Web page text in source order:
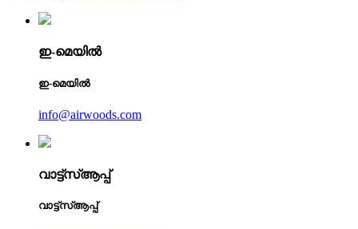
ഇ-മെയിൽ
ഇ-മെയിൽ
info@airwoods.com
വാട്ട്‌സ്ആപ്പ്
വാട്ട്‌സ്ആപ്പ്